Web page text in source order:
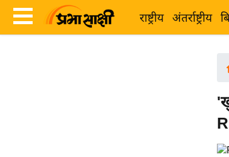
राष्ट्रीय अंतर्राष्ट्रीय